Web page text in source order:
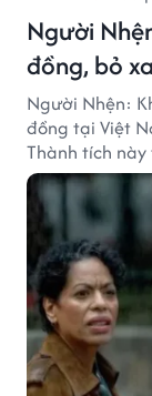
Người
đồng, bỏ
Người Nhện:
đồng tại Việt
Thành tích
của thương